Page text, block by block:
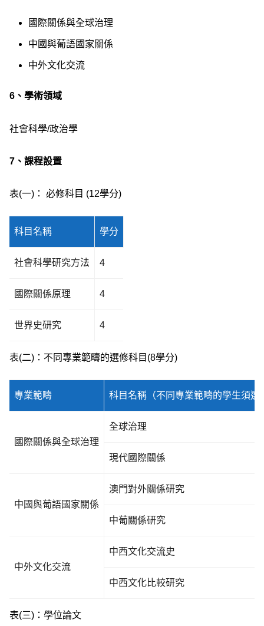
國際關係與全球治理
中國與葡語國家關係
中外文化交流
6、學術領域
社會科學/政治學
7、 課程設置
表(一)： 必修科目 (12學分)
科目名稱 學分
社會科學研究方法 4
國際關係原理 4
世界史研究 4
表(二)：不同專業範疇的選修科目(8學分)
專業範疇 科目名稱（不同專業範疇的學生須選
國際關係與全球治理
全球治理
現代國際關係
中國與葡語國家關係
澳門對外關係研究
中葡關係研究
中外文化交流
中西文化交流史
中西文化比較研究
表(三)：學位論文